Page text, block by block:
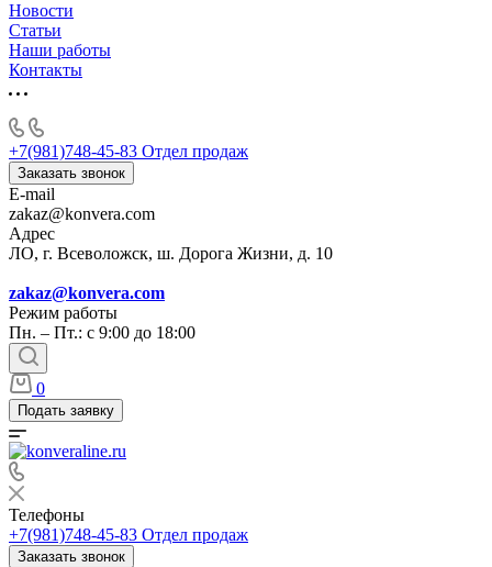
Новости
Статьи
Наши работы
Контакты
+7(981)748-45-83 Отдел продаж
Заказать звонок
E-mail
zakaz@konvera.com
Адрес
ЛО, г. Всеволожск, ш. Дорога Жизни, д. 10
zakaz@konvera.com
Режим работы
Пн. – Пт.: с 9:00 до 18:00
0
Подать заявку
Телефоны
+7(981)748-45-83 Отдел продаж
Заказать звонок